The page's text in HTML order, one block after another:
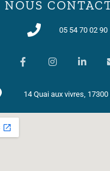
NOUS
05 54 70 02 90
14 Quai aux vivres,